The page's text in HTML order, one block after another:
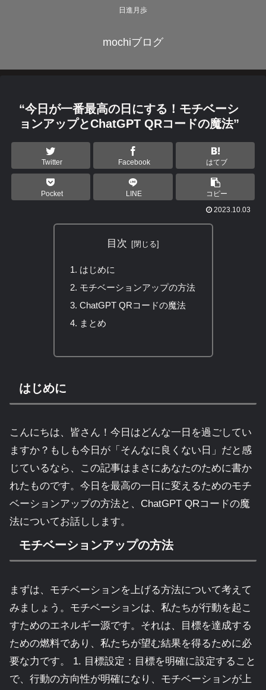
日進月歩
mochiブログ
“今日が一番最高の日にする！モチベーシ
ョンアップとChatGPT QRコードの魔法”
Twitter Facebook はてブ
Pocket LINE
コピー
2023.10.03
目次
はじめに
モチベーションアップの方法
ChatGPT QRコードの魔法
まとめ
はじめに
こんにちは、皆さん！今日はどんな一日を過ごしてい
ますか？もしも今日が「そんなに良くない日」だと感
じているなら、この記事はまさにあなたのために書か
れたものです。今日を最高の一日に変えるためのモチ
ベーションアップの方法と、ChatGPT QRコードの魔
法についてお話しします。
モチベーションアップの方法
まずは、モチベーションを上げる方法について考えて
みましょう。モチベーションは、私たちが行動を起こ
すためのエネルギー源です。それは、目標を達成する
ための燃料であり、私たちが望む結果を得るために必
要な力です。 1. 目標設定：目標を明確に設定すること
で、行動の方向性が明確になり、モチベーションが上